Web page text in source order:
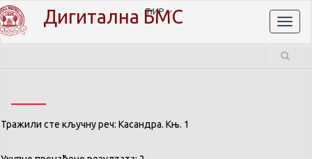
Дигитална БМС
ЋИР
Тражили сте кључну реч: Касандра. Књ. 1